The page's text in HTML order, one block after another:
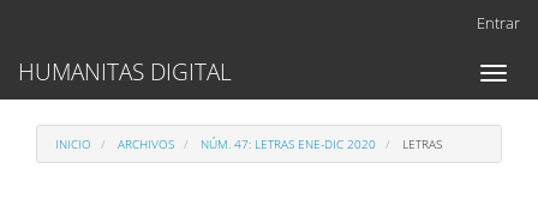
Contenido
principal
lateral
Entrar
Toggle
HUMANITAS DIGITAL
INICIO ARCHIVOS NÚM. 47: LETRAS ENE-DIC 2020 LETRAS